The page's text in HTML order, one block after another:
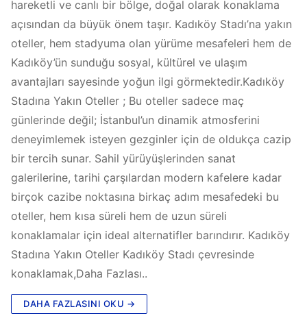
hareketli ve canlı bir bölge, doğal olarak konaklama
açısından da büyük önem taşır. Kadıköy Stadı’na yakın
oteller, hem stadyuma olan yürüme mesafeleri hem de
Kadıköy’ün sunduğu sosyal, kültürel ve ulaşım
avantajları sayesinde yoğun ilgi görmektedir.Kadıköy
Stadına Yakın Oteller ; Bu oteller sadece maç
günlerinde değil; İstanbul’un dinamik atmosferini
deneyimlemek isteyen gezginler için de oldukça cazip
bir tercih sunar. Sahil yürüyüşlerinden sanat
galerilerine, tarihi çarşılardan modern kafelere kadar
birçok cazibe noktasına birkaç adım mesafedeki bu
oteller, hem kısa süreli hem de uzun süreli
konaklamalar için ideal alternatifler barındırır. Kadıköy
Stadına Yakın Oteller Kadıköy Stadı çevresinde
konaklamak,Daha Fazlası..
DAHA FAZLASINI OKU →